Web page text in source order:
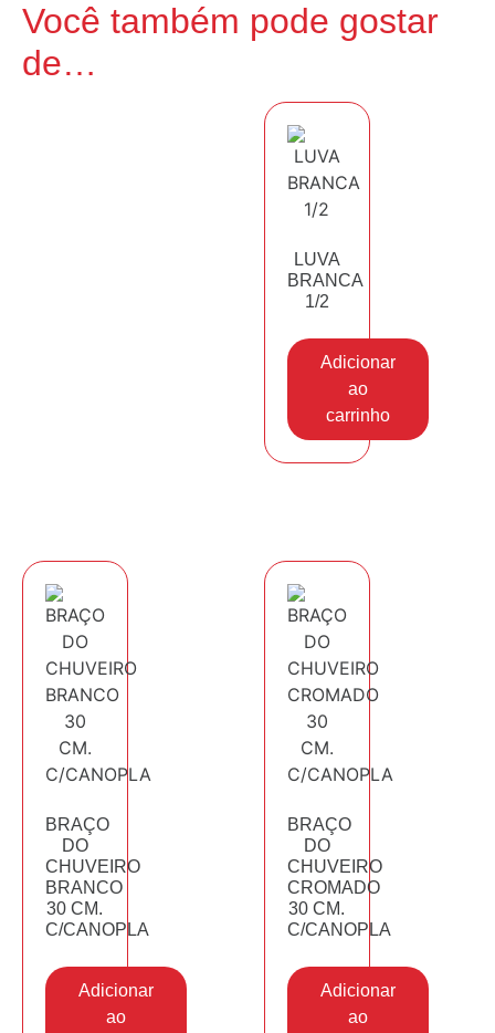
Você também pode gostar
de…
LUVA
BRANCA
1/2
Adicionar
ao
carrinho
BRAÇO
DO
CHUVEIRO
BRANCO
30 CM.
C/CANOPLA
Adicionar
ao
BRAÇO
DO
CHUVEIRO
CROMADO
30 CM.
C/CANOPLA
Adicionar
ao